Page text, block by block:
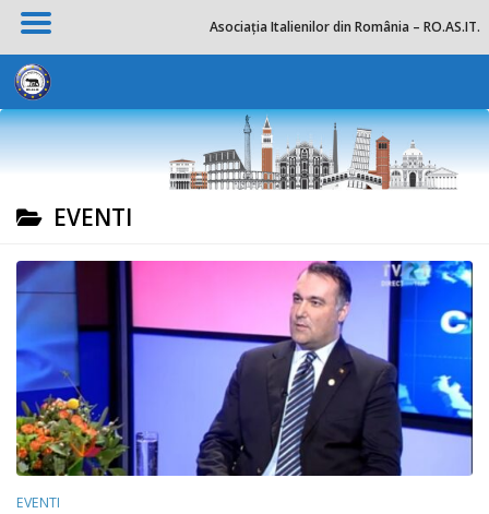
Salta al contenuto
EVENTI
EVENTI
Asociația Italienilor din România – RO.AS.IT.